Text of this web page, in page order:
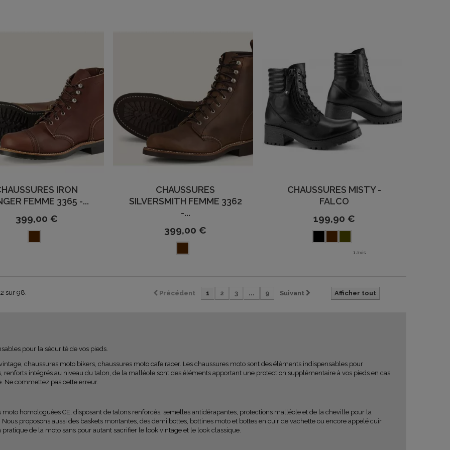
IRON
FEMME 3365 -...
399,00 €
CHAUSSURES
SILVERSMITH FEMME 3362
-...
399,00 €
CHAUSSURES MISTY -
FALCO
199,90 €
1 avis
Afficher tout
Précédent 1 2 3 ... 9 Suivant
sur 98.
pour la sécurité de vos pieds.
chaussures moto bikers, chaussures moto cafe racer. Les chaussures moto sont des éléments indispensables pour
intégrés au niveau du talon, de la malléole sont des éléments apportant une protection supplémentaire à vos pieds en cas
Ne commettez pas cette erreur.
moto homologuées CE, disposant de talons renforcés, semelles antidérapantes, protections malléole et de la cheville pour la
Nous proposons aussi des baskets montantes, des demi bottes, bottines moto et bottes en cuir de vachette ou encore appelé cuir
pratique de la moto sans pour autant sacrifier le look vintage et le look classique.